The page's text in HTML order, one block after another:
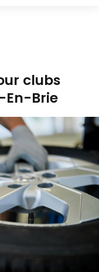
clubs
En-Brie